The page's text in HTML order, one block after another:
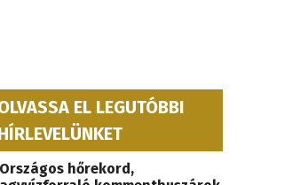
EL LEGUTÓBBI
Országos hőrekord,